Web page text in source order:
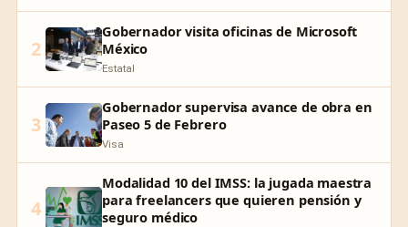
2
Gobernador visita oficinas de Microsoft
México
Estatal
3
Gobernador supervisa avance de obra en
Paseo 5 de Febrero
Visa
4
Modalidad 10 del IMSS: la jugada maestra
para freelancers que quieren pensión y
seguro médico